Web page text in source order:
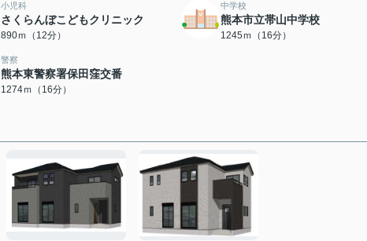
小児科
さくらんぼこどもクリニック
890ｍ（12分）
中学校
熊本市立帯山中学校
1245ｍ（16分）
警察
熊本東警察署保田窪交番
1274ｍ（16分）